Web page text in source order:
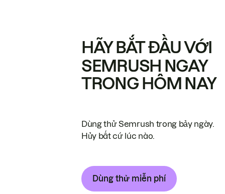
HÃY BẮT ĐẦU VỚI
SEMRUSH NGAY
TRONG HÔM NAY
Dùng thử Semrush trong bảy ngày.
Hủy bất cứ lúc nào.
Dùng thử miễn phí